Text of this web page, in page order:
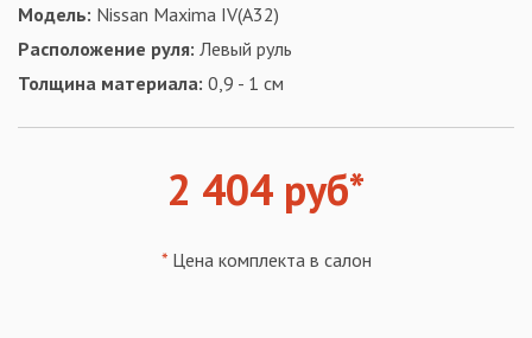
Модель: Nissan Maxima IV(A32)
Расположение руля: Левый руль
Толщина материала: 0,9 - 1 см
2 404 руб*
*Цена комплекта в салон